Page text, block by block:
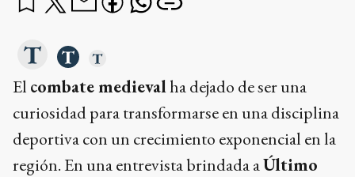
El combate medievalha dejado de ser una
curiosidad para transformarse en una disciplina
deportiva con un crecimiento exponencial en la
región. En una entrevista brindada aÚltimo